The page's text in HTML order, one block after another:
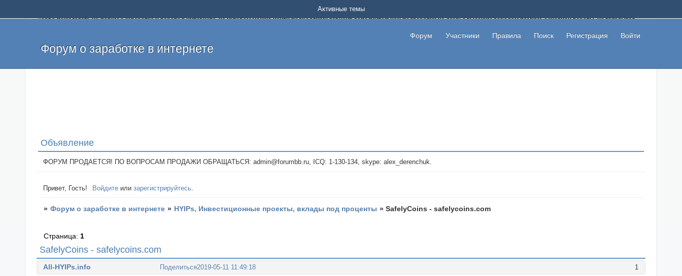
Добро пожаловать на форум о заработке и работе в интернете, на котором можно найти подходящий вариант дополнительной подработки на дому с высоким доходом помимо основной работы, не вкладывая
и оставлять свои отзывы. Если вы знаете, что определенный проект или сайт не платит, то указывайте в теме что это лохотрон, чтобы другие пользователи не попались на развод. Вы сможете начать зарабатывать
легкие деньги без вложений и регистрации уже сегодня. Создавайте новые темы, размещайте объявления со своими пригласительными ссылками и первая прибыль не заставит себя долго ждать.
Форум о заработке в интернете
Форум Участники Правила Поиск Регистрация Войти
Активные темы
Объявление
ФОРУМ ПРОДАЕТСЯ! ПО ВОПРОСАМ ПРОДАЖИ ОБРАЩАТЬСЯ: admin@forumbb.ru, ICQ: 1-130-134, skype: alex_derenchuk.
Привет, Гость! Войдите илизарегистрируйтесь.
» Форум о заработке в интернете » HYIPs, Инвестиционные проекты, вклады под проценты »SafelyCoins - safelycoins.com
SafelyCoins - safelycoins.com
Страница: 1
Поделиться 1
2019-05-11 11:49:18
All-HYIPs.info